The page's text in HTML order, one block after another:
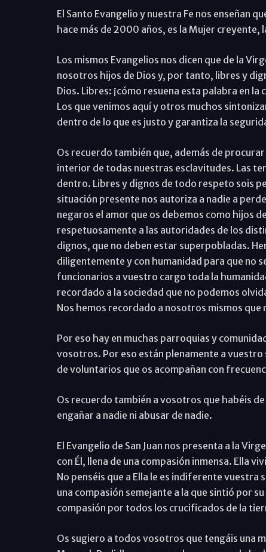
El Santo Evangelio y nuestra Fe nos enseñan
hace más de 2000 años, es la Mujer
Los mismos Evangelios nos dicen que de la
nosotros hijos de Dios y, por tanto, libres y
Dios. Libres: ¡cómo resuena esta palabra en
Los que venimos aquí y otros muchos
dentro de lo que es justo y garantiza la
Os recuerdo también que, además de
interior de todas nuestras esclavitudes. Las
dentro. Libres y dignos de todo respeto sois
situación presente nos autoriza a nadie a
negaros el amor que os debemos como hijos
respetuosamente a las autoridades de los
dignos, que no deben estar superpobladas.
diligentemente y con humanidad para que no
funcionarios a vuestro cargo toda la
recordado a la sociedad que no podemos
Nos hemos recordado a nosotros mismos
Por eso hay en muchas parroquias y
vosotros. Por eso están plenamente a
de voluntarios que os acompañan con
Os recuerdo también a vosotros que habéis
engañar a nadie ni abusar de nadie.
El Evangelio de San Juan nos presenta a la
con Él, llena de una compasión inmensa. Ella
No penséis que a Ella le es indiferente
una compasión semejante a la que sintió por
compasión por todos los crucificados de la
Os sugiero a todos vosotros que tengáis una